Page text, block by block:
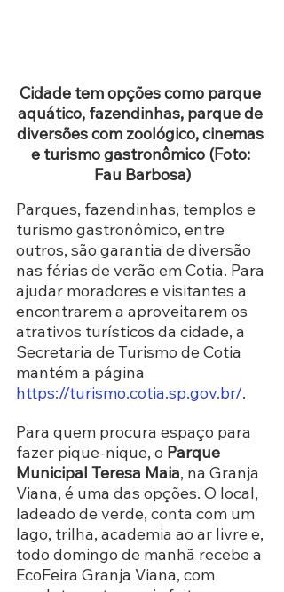
Cidade tem opções como parque
aquático, fazendinhas, parque de
diversões com zoológico, cinemas
e turismo gastronômico (Foto:
Fau Barbosa)
Parques, fazendinhas, templos e
turismo gastronômico, entre
outros, são garantia de diversão
nas férias de verão em Cotia. Para
ajudar moradores e visitantes a
encontrarem a aproveitarem os
atrativos turísticos da cidade, a
Secretaria de Turismo de Cotia
mantém a página
https://turismo.cotia.sp.gov.br/.
Para quem procura espaço para
fazer pique-nique, o Parque
Municipal Teresa Maia, na Granja
Viana, é uma das opções. O local,
ladeado de verde, conta com um
lago, trilha, academia ao ar livre e,
todo domingo de manhã recebe a
EcoFeira Granja Viana, com